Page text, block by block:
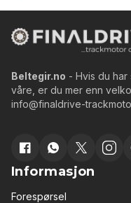
Beltegir.no - Hvis du
våre, er du mer enn
info@finaldrive-
Informasjon
Forespørsel